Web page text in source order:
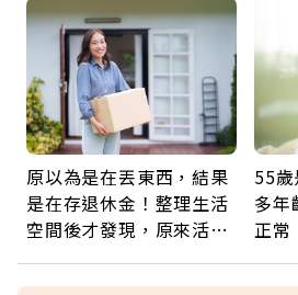
更多
原以為是在丟東西，結果
是在存退休金！整理生活
空間後才發現，原來活得
55
多年
正常
每
癒率